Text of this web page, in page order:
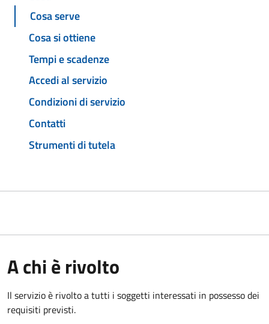
Cosa serve
Cosa si ottiene
Tempi e scadenze
Accedi al servizio
Condizioni di servizio
Contatti
Strumenti di tutela
A chi è rivolto
Il servizio è rivolto a tutti i soggetti interessati in possesso dei
requisiti previsti.